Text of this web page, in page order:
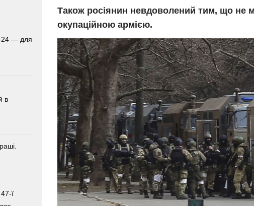
Також росіянин невдоволений тим, що не
окупаційною армією.
— для
в
ї